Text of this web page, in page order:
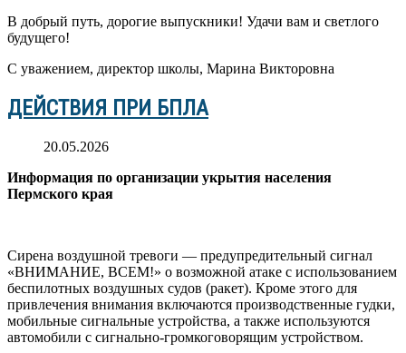
В добрый путь, дорогие выпускники! Удачи вам и светлого
будущего!
С уважением, директор школы, Марина Викторовна
ДЕЙСТВИЯ ПРИ БПЛА
20.05.2026
Информация по организации укрытия населения
Пермского края
Сирена воздушной тревоги — предупредительный сигнал
«ВНИМАНИЕ, ВСЕМ!» о возможной атаке с использованием
беспилотных воздушных судов (ракет). Кроме этого для
привлечения внимания включаются производственные гудки,
мобильные сигнальные устройства, а также используются
автомобили с сигнально-громкоговорящим устройством.